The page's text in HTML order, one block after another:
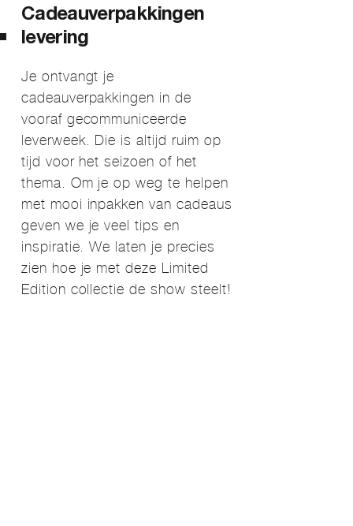
Cadeauverpakkingen
levering
Je ontvangt je
cadeauverpakkingen in de
vooraf gecommuniceerde
leverweek. Die is altijd ruim op
tijd voor het seizoen of het
thema. Om je op weg te helpen
met mooi inpakken van cadeaus
geven we je veel tips en
inspiratie. We laten je precies
zien hoe je met deze Limited
Edition collectie de show steelt!